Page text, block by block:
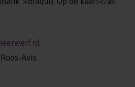
Avis